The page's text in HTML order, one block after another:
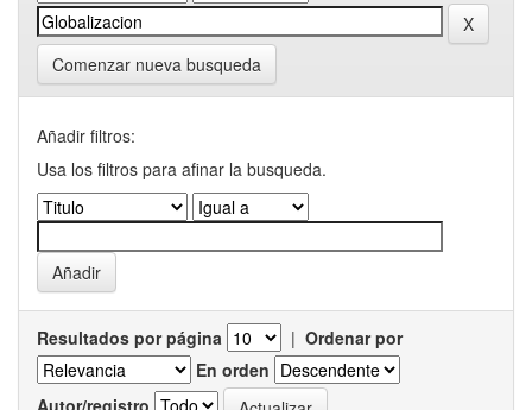
Comenzar nueva busqueda
Añadir filtros:
Usa los filtros para afinar la busqueda.
Resultados por página | Ordenar por
En orden
Autor/registro